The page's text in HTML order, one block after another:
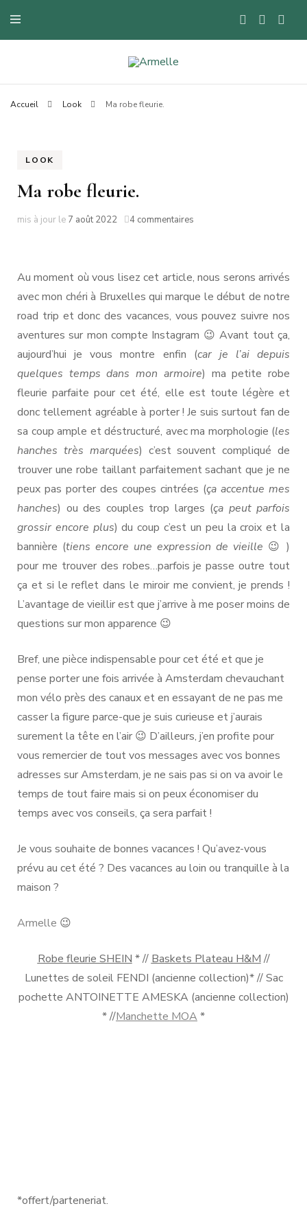
Armelle
Blog mode à Nantes, lifestyle, beauté et bons plans.
Accueil Look Ma robe fleurie.
LOOK
Ma robe fleurie.
mis à jour le 7 août 2022 4 commentaires
Au moment où vous lisez cet article, nous serons arrivés
avec mon chéri à Bruxelles qui marque le début de notre
road trip et donc des vacances, vous pouvez suivre nos
aventures sur mon compte Instagram 😉 Avant tout ça,
aujourd’hui je vous montre enfin (car je l’ai depuis
quelques temps dans mon armoire) ma petite robe
fleurie parfaite pour cet été, elle est toute légère et
donc tellement agréable à porter ! Je suis surtout fan de
sa coup ample et déstructuré, avec ma morphologie (les
hanches très marquées) c’est souvent compliqué de
trouver une robe taillant parfaitement sachant que je ne
peux pas porter des coupes cintrées (ça accentue mes
hanches) ou des couples trop larges (ça peut parfois
grossir encore plus) du coup c’est un peu la croix et la
bannière (tiens encore une expression de vieille 😉 )
pour me trouver des robes…parfois je passe outre tout
ça et si le reflet dans le miroir me convient, je prends !
L’avantage de vieillir est que j’arrive à me poser moins de
questions sur mon apparence 😉
Bref, une pièce indispensable pour cet été et que je
pense porter une fois arrivée à Amsterdam chevauchant
mon vélo près des canaux et en essayant de ne pas me
casser la figure parce-que je suis curieuse et j’aurais
surement la tête en l’air 😉 D’ailleurs, j’en profite pour
vous remercier de tout vos messages avec vos bonnes
adresses sur Amsterdam, je ne sais pas si on va avoir le
temps de tout faire mais si on peux économiser du
temps avec vos conseils, ça sera parfait !
Je vous souhaite de bonnes vacances ! Qu’avez-vous
prévu au cet été ? Des vacances au loin ou tranquille à la
maison ?
Armelle 😉
Robe fleurie SHEIN * // Baskets Plateau H&M //
Lunettes de soleil FENDI (ancienne collection)* // Sac
pochette ANTOINETTE AMESKA (ancienne collection)
* //Manchette MOA *
*offert/parteneriat.